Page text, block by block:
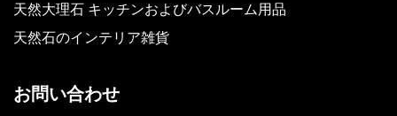
天然大理石 キッチンおよびバスルーム用品
天然石のインテリア雑貨
お問い合わせ